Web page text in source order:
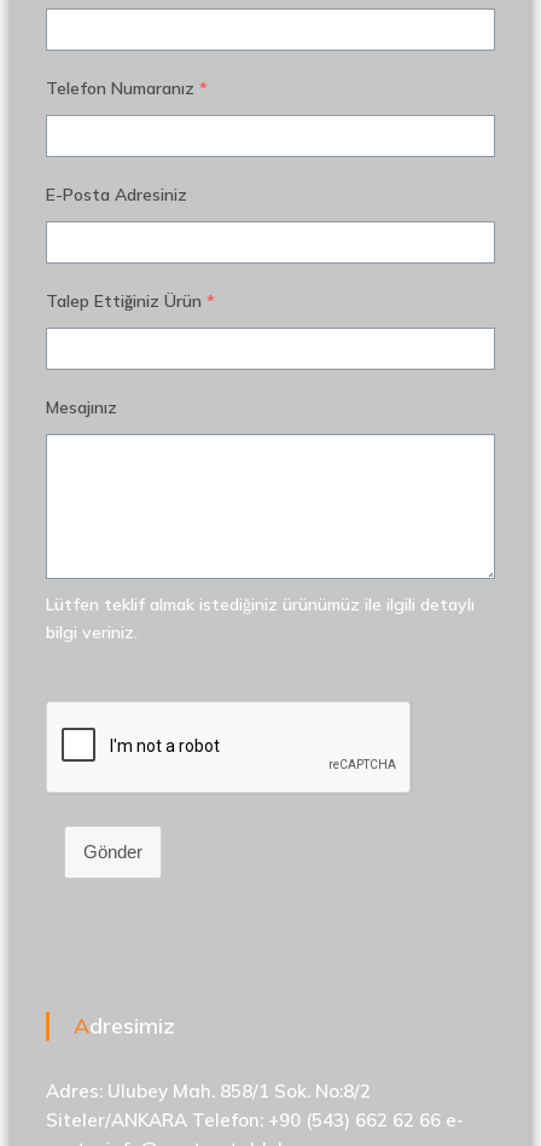
Telefon Numaranız *
E-Posta Adresiniz
Talep Ettiğiniz Ürün *
Mesajınız
Lütfen teklif almak istediğiniz ürünümüz ile ilgili detaylı
bilgi veriniz.
Gönder
Adresimiz
Adres: Ulubey Mah. 858/1 Sok. No:8/2
Siteler/ANKARA Telefon: +90 (543) 662 62 66 e-